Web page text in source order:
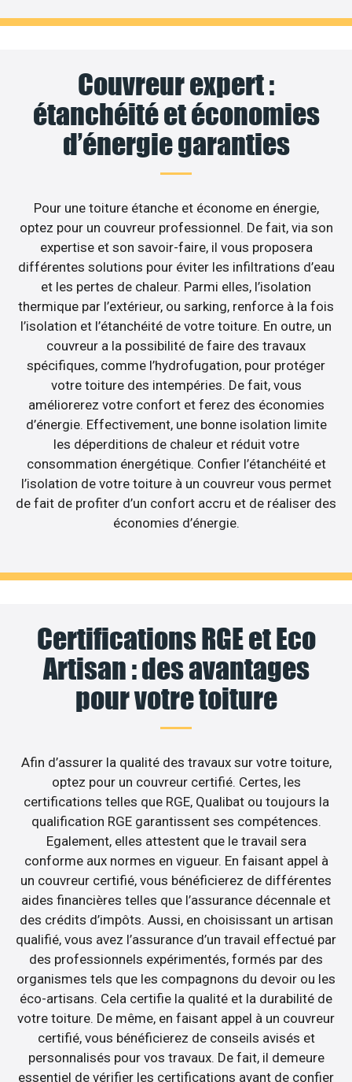
Couvreur expert :
étanchéité et économies
d’énergie garanties
Pour une toiture étanche et économe en énergie,
optez pour un couvreur professionnel. De fait, via son
expertise et son savoir-faire, il vous proposera
différentes solutions pour éviter les infiltrations d’eau
et les pertes de chaleur. Parmi elles, l’isolation
thermique par l’extérieur, ou sarking, renforce à la fois
l’isolation et l’étanchéité de votre toiture. En outre, un
couvreur a la possibilité de faire des travaux
spécifiques, comme l’hydrofugation, pour protéger
votre toiture des intempéries. De fait, vous
améliorerez votre confort et ferez des économies
d’énergie. Effectivement, une bonne isolation limite
les déperditions de chaleur et réduit votre
consommation énergétique. Confier l’étanchéité et
l’isolation de votre toiture à un couvreur vous permet
de fait de profiter d’un confort accru et de réaliser des
économies d’énergie.
Certifications RGE et Eco
Artisan : des avantages
pour votre toiture
Afin d’assurer la qualité des travaux sur votre toiture,
optez pour un couvreur certifié. Certes, les
certifications telles que RGE, Qualibat ou toujours la
qualification RGE garantissent ses compétences.
Egalement, elles attestent que le travail sera
conforme aux normes en vigueur. En faisant appel à
un couvreur certifié, vous bénéficierez de différentes
aides financières telles que l’assurance décennale et
des crédits d’impôts. Aussi, en choisissant un artisan
qualifié, vous avez l’assurance d’un travail effectué par
des professionnels expérimentés, formés par des
organismes tels que les compagnons du devoir ou les
éco-artisans. Cela certifie la qualité et la durabilité de
votre toiture. De même, en faisant appel à un couvreur
certifié, vous bénéficierez de conseils avisés et
personnalisés pour vos travaux. De fait, il demeure
essentiel de vérifier les certifications avant de confier